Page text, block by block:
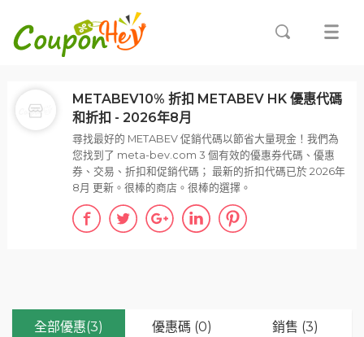
全部優惠(3) 優惠碼 (0) 銷售 (3)
METABEV10% 折扣 METABEV HK 優惠代碼
和折扣 - 2026年8月
尋找最好的 METABEV 促銷代碼以節省大量現金！我們為
您找到了 meta-bev.com 3 個有效的優惠券代碼、優惠
券、交易、折扣和促銷代碼； 最新的折扣代碼已於 2026年
8月 更新。很棒的商店。很棒的選擇。